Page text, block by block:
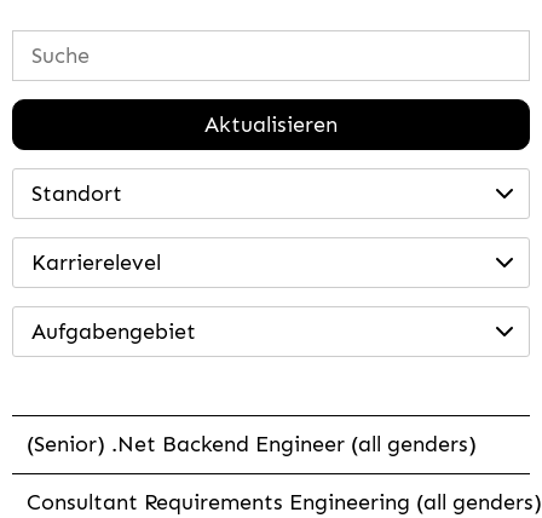
Aktualisieren
Standort
Karrierelevel
Aufgabengebiet
(Senior) .Net Backend Engineer (all genders)
Consultant Requirements Engineering (all genders)